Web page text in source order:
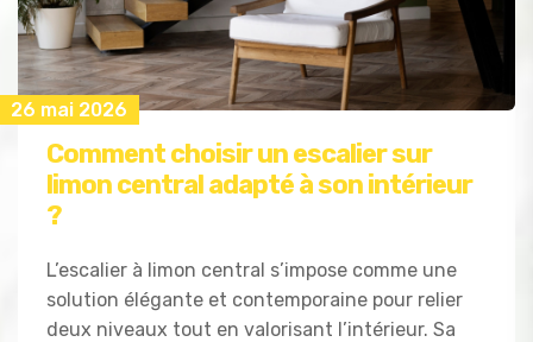
26 mai 2026
Comment choisir un escalier sur
limon central adapté à son intérieur
?
L’escalier à limon central s’impose comme une
solution élégante et contemporaine pour relier
deux niveaux tout en valorisant l’intérieur. Sa